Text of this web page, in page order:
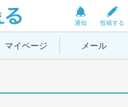
投稿する
通知
マイページ メール